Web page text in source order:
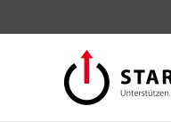
Inhalt